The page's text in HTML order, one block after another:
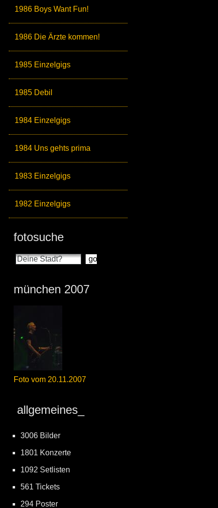
1986 Boys Want Fun!
1986 Die Ärzte kommen!
1985 Einzelgigs
1985 Debil
1984 Einzelgigs
1984 Uns gehts prima
1983 Einzelgigs
1982 Einzelgigs
fotosuche
münchen 2007
Foto vom 20.11.2007
allgemeines_
3006 Bilder
1801 Konzerte
1092 Setlisten
561 Tickets
294 Poster